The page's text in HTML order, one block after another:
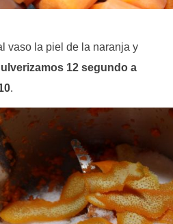
vaso la piel de la naranja y
12 segundo a
.